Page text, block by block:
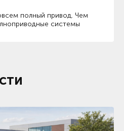
полный привод. Чем
системы